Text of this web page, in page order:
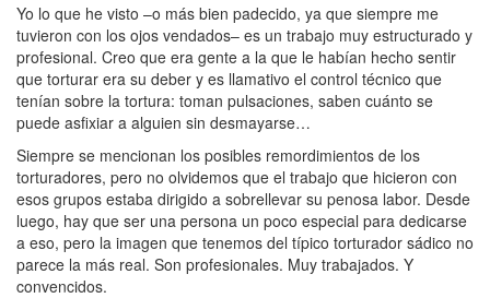
Yo lo que he visto –o más bien padecido, ya que siempre me
tuvieron con los ojos vendados– es un trabajo muy estructurado y
profesional. Creo que era gente a la que le habían hecho sentir
que torturar era su deber y es llamativo el control técnico que
tenían sobre la tortura: toman pulsaciones, saben cuánto se
puede asfixiar a alguien sin desmayarse…
Siempre se mencionan los posibles remordimientos de los
torturadores, pero no olvidemos que el trabajo que hicieron con
esos grupos estaba dirigido a sobrellevar su penosa labor. Desde
luego, hay que ser una persona un poco especial para dedicarse
a eso, pero la imagen que tenemos del típico torturador sádico no
parece la más real. Son profesionales. Muy trabajados. Y
convencidos.